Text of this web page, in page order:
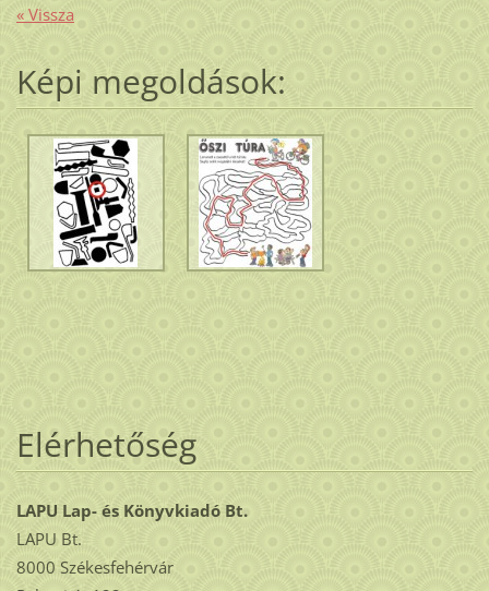
« Vissza
Képi megoldások:
Elérhetőség
LAPU Lap- és Könyvkiadó Bt.
LAPU Bt.
8000 Székesfehérvár